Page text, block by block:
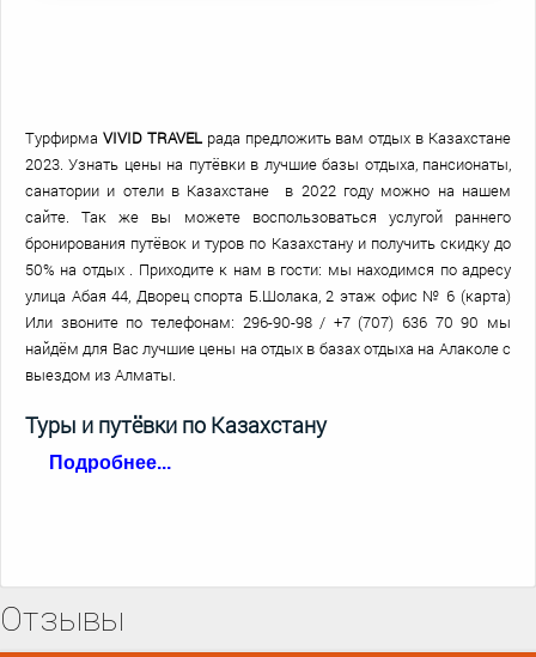
Турфирма VIVID TRAVELрада предложить вам отдых в Казахстане
2023. Узнать цены на путёвки в лучшие базы отдыха, пансионаты,
санатории и отели в Казахстане в 2022 году можно на нашем
сайте. Так же вы можете воспользоваться услугой раннего
бронирования путёвок и туров по Казахстану и получить скидку до
50% на отдых . Приходите к нам в гости: мы находимся по адресу
улица Абая 44, Дворец спорта Б.Шолака, 2 этаж офис № 6 (карта)
Или звоните по телефонам: 296-90-98 / +7 (707) 636 70 90 мы
найдём для Вас лучшие цены на отдых в базах отдыха на Алаколе с
выездом из Алматы.
Туры и путёвки по Казахстану
Подробнее...
Каспийское море, Актау, туры выходного дня (
Отзывы